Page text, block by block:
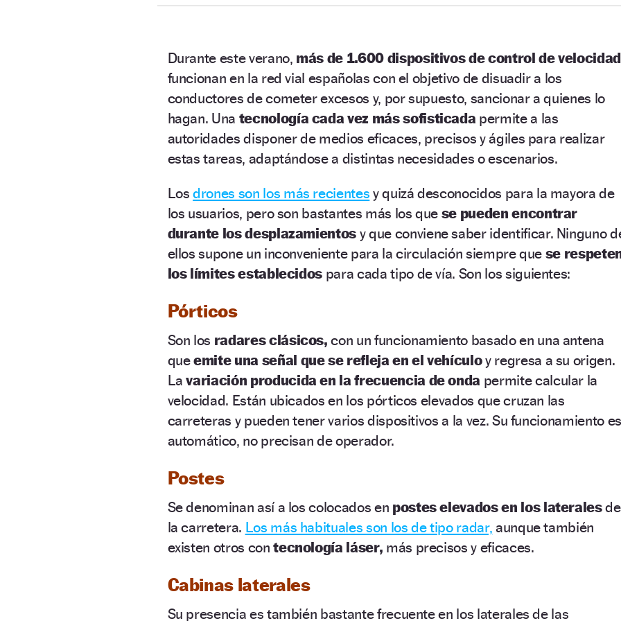
Durante este verano, más de 1.600 dispositivos de control de velocidad
funcionan en la red vial españolas con el objetivo de disuadir a los
conductores de cometer excesos y, por supuesto, sancionar a quienes lo
hagan. Una tecnología cada vez más sofisticada permite a las
autoridades disponer de medios eficaces, precisos y ágiles para realizar
estas tareas, adaptándose a distintas necesidades o escenarios.
Losdrones son los más recientes y quizá desconocidos para la mayora de
los usuarios, pero son bastantes más los que se pueden encontrar
durante los desplazamientos y que conviene saber identificar. Ninguno
ellos supone un inconveniente para la circulación siempre que se
los límites establecidos para cada tipo de vía. Son los siguientes:
Pórticos
Son los radares clásicos, con un funcionamiento basado en una antena
queemite una señal que se refleja en el vehículoy regresa a su origen.
Lavariación producida en la frecuencia de onda permite calcular la
velocidad. Están ubicados en los pórticos elevados que cruzan las
carreteras y pueden tener varios dispositivos a la vez. Su funcionamiento es
automático, no precisan de operador.
Postes
Se denominan así a los colocados en postes elevados en los lateralesde
la carretera. Los más habituales son los de tipo radar, aunque también
existen otros contecnología láser, más precisos y eficaces.
Cabinas laterales
Su presencia es también bastante frecuente en los laterales de las